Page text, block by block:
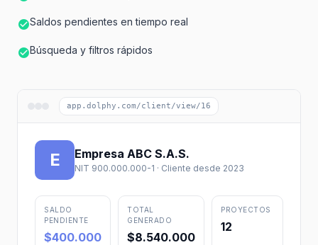
Saldos pendientes en tiempo real
Búsqueda y filtros rápidos
app.dolphy.com/client/view/16
E Empresa ABC S.A.S.
NIT 900.000.000-1 · Cliente desde 2023
SALDO
PENDIENTE
$400.000
TOTAL
GENERADO
$8.540.000
PROYECTOS
12